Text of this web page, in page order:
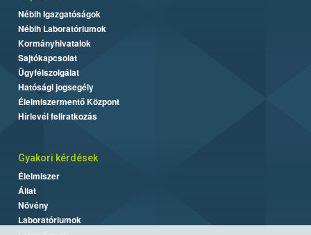
Nébih Igazgatóságok
Nébih Laboratóriumok
Kormányhivatalok
Sajtókapcsolat
Ügyfélszolgálat
Hatósági jogsegély
Élelmiszermentő Központ
Hírlevél feliratkozás
Gyakori kérdések
Élelmiszer
Állat
Növény
Laboratóriumok